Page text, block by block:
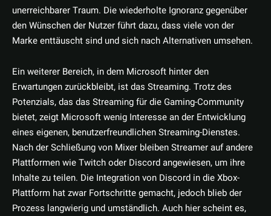
unerreichbarer Traum. Die wiederholte Ignoranz gegenüber
den Wünschen der Nutzer führt dazu, dass viele von der
Marke enttäuscht sind und sich nach Alternativen umsehen.
Ein weiterer Bereich, in dem Microsoft hinter den
Erwartungen zurückbleibt, ist das Streaming. Trotz des
Potenzials, das das Streaming für die Gaming-Community
bietet, zeigt Microsoft wenig Interesse an der Entwicklung
eines eigenen, benutzerfreundlichen Streaming-Dienstes.
Nach der Schließung von Mixer bleiben Streamer auf andere
Plattformen wie Twitch oder Discord angewiesen, um ihre
Inhalte zu teilen. Die Integration von Discord in die Xbox-
Plattform hat zwar Fortschritte gemacht, jedoch blieb der
Prozess langwierig und umständlich. Auch hier scheint es,